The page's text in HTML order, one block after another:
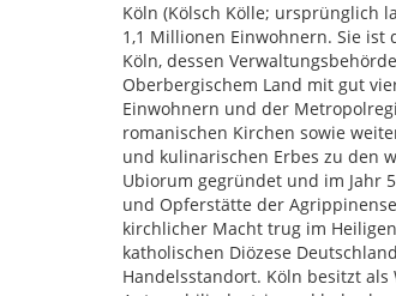
Köln (Kölsch Kölle; ursprünglich
1,1 Millionen Einwohnern. Sie ist
Köln, dessen
Oberbergischem Land mit gut
Einwohnern und der
romanischen Kirchen sowie
und kulinarischen Erbes zu den
Ubiorum gegründet und im Jahr
und Opferstätte der
kirchlicher Macht trug im
katholischen Diözese
Handelsstandort. Köln besitzt